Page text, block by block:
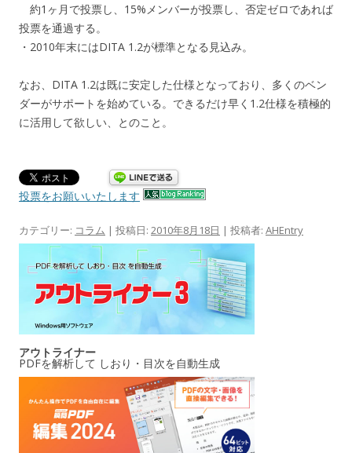
約1ヶ月で投票し、15%メンバーが投票し、否定ゼロであれば
投票を通過する。
・2010年末にはDITA 1.2が標準となる見込み。
なお、DITA 1.2は既に安定した仕様となっており、多くのベン
ダーがサポートを始めている。できるだけ早く1.2仕様を積極的
に活用して欲しい、とのこと。
投票をお願いいたします
カテゴリー: コラム | 投稿日: 2010年8月18日 | 投稿者: AHEntry
アウトライナー
PDFを解析して しおり・目次を自動生成